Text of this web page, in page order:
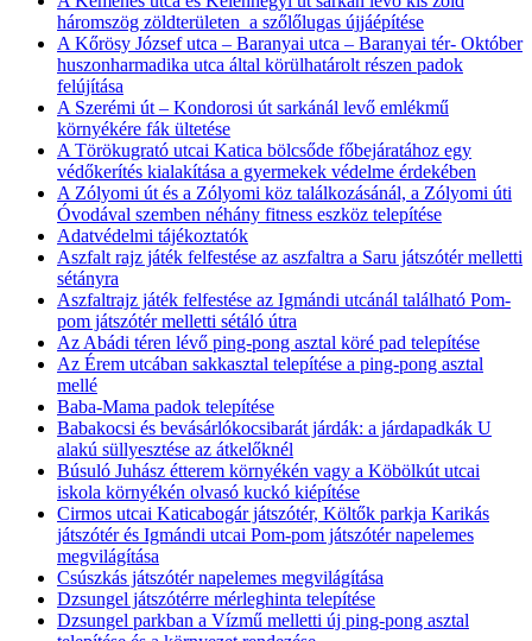
háromszög zöldterületen a szőlőlugas újjáépítése
A Kőrösy József utca – Baranyai utca – Baranyai tér- Október
huszonharmadika utca által körülhatárolt részen padok
felújítása
A Szerémi út – Kondorosi út sarkánál levő emlékmű
környékére fák ültetése
A Törökugrató utcai Katica bölcsőde főbejáratához egy
védőkerítés kialakítása a gyermekek védelme érdekében
A Zólyomi út és a Zólyomi köz találkozásánál, a Zólyomi úti
Óvodával szemben néhány fitness eszköz telepítése
Adatvédelmi tájékoztatók
Aszfalt rajz játék felfestése az aszfaltra a Saru játszótér melletti
sétányra
Aszfaltrajz játék felfestése az Igmándi utcánál található Pom-
pom játszótér melletti sétáló útra
Az Abádi téren lévő ping-pong asztal köré pad telepítése
Az Érem utcában sakkasztal telepítése a ping-pong asztal
mellé
Baba-Mama padok telepítése
Babakocsi és bevásárlókocsibarát járdák: a járdapadkák U
alakú süllyesztése az átkelőknél
Búsuló Juhász étterem környékén vagy a Köbölkút utcai
iskola környékén olvasó kuckó kiépítése
Cirmos utcai Katicabogár játszótér, Költők parkja Karikás
játszótér és Igmándi utcai Pom-pom játszótér napelemes
megvilágítása
Csúszkás játszótér napelemes megvilágítása
Dzsungel játszótérre mérleghinta telepítése
Dzsungel parkban a Vízmű melletti új ping-pong asztal